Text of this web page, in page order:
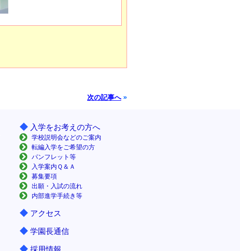
次の記事へ»
◆ 入学をお考えの方へ
学校説明会などのご案内
転編入学をご希望の方
パンフレット等
入学案内Ｑ＆Ａ
募集要項
出願・入試の流れ
内部進学手続き等
◆ アクセス
◆ 学園長通信
◆ 採用情報